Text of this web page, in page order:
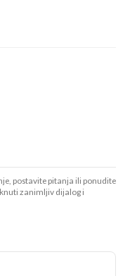
postavite pitanja ili ponudite
zanimljiv dijalog i